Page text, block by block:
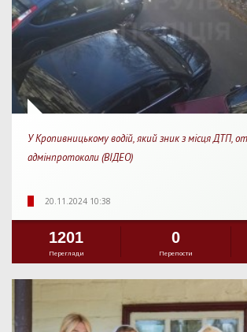
У Кропивницькому водій, який зник з місця ДТП,
адмінпротоколи (ВІДЕО)
20.11.2024 10:38
1201
Перегляди
0
Перепости